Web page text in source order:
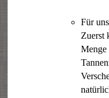
Für
Zuerst
Menge